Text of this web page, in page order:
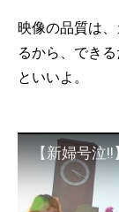
映像の品質は
るから、でき
といいよ。